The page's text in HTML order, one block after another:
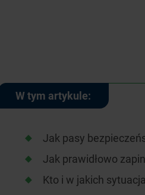
W tym artykule:
Jak pasy
Jak prawidłowo
Kto i w jakich